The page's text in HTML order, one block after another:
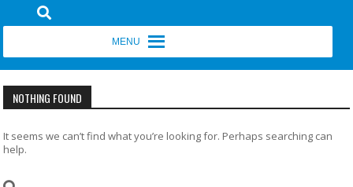
NOTHING FOUND
It seems we can’t find what you’re looking for. Perhaps searching can
help.